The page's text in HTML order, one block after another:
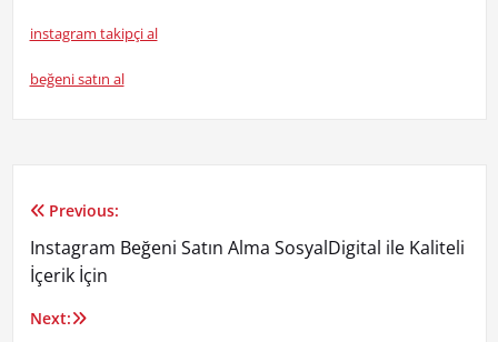
instagram takipçi al
beğeni satın al
Yazı
gezinmesi
Previous:
Instagram Beğeni Satın Alma SosyalDigital ile Kaliteli
İçerik İçin
Next: